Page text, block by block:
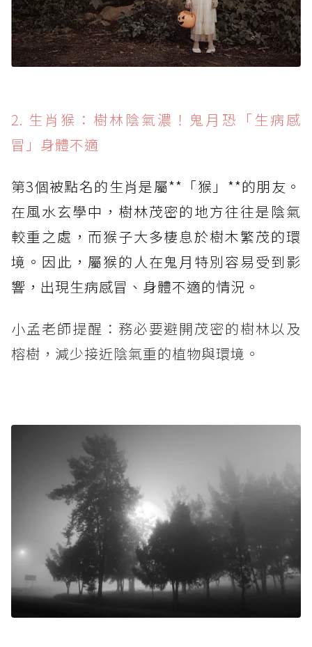
2. 生肖猴：樹林陰氣濃！鬼月恐「生病感
冒」身體不適
第3個被點名的生肖是屬**「猴」**的朋友。
在風水玄學中，樹林茂密的地方往往是陰氣
較重之處，而猴子大多棲息於樹木繁茂的環
境。因此，屬猴的人在鬼月特別容易受到影
響，出現生病感冒、身體不適的情況。
小孟老師提醒：務必要避開茂密的樹林以及
榕樹，減少接近陰氣重的植物與環境。